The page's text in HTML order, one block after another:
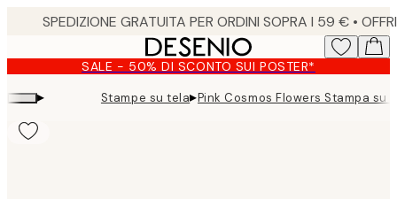
content.
SALE - 50% DI SCONTO SUI POSTER*
▸ Stampe su tela▸Pink Cosmos Flowers Stampa su